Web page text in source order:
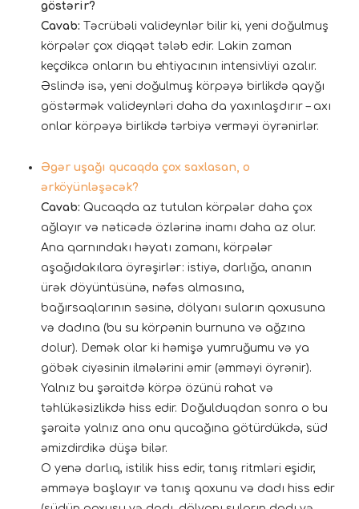
göstərir?
Cavab: Təcrübəli valideynlər bilir ki, yeni doğulmuş
körpələr çox diqqət tələb edir. Lakin zaman
keçdikcə onların bu ehtiyacının intensivliyi azalır.
Əslində isə, yeni doğulmuş körpəyə birlikdə qayğı
göstərmək valideynləri daha da yaxınlaşdırır – axı
onlar körpəyə birlikdə tərbiyə verməyi öyrənirlər.
Əgər uşağı qucaqda çox saxlasan, o
ərköyünləşəcək?
Cavab: Qucaqda az tutulan körpələr daha çox
ağlayır və nəticədə özlərinə inamı daha az olur.
Ana qarnındakı həyatı zamanı, körpələr
aşağıdakılara öyrəşirlər: istiyə, darlığa, ananın
ürək döyüntüsünə, nəfəs almasına,
bağırsaqlarının səsinə, dölyanı suların qoxusuna
və dadına (bu su körpənin burnuna və ağzına
dolur). Demək olar ki həmişə yumruğumu və ya
göbək ciyəsinin ilmələrini əmir (əmməyi öyrənir).
Yalnız bu şəraitdə körpə özünü rahat və
təhlükəsizlikdə hiss edir. Doğulduqdan sonra o bu
şəraitə yalnız ana onu qucağına götürdükdə, süd
əmizdirdikə düşə bilər.
O yenə darlıq, istilik hiss edir, tanış ritmləri eşidir,
əmməyə başlayır və tanış qoxunu və dadı hiss edir